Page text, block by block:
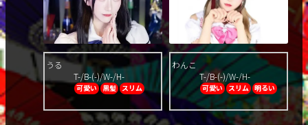
うる
T-/B-(-)/W-/H-
可愛い 黒髪 スリム
わんこ
T-/B-(-)/W-/H-
可愛い スリム 明るい